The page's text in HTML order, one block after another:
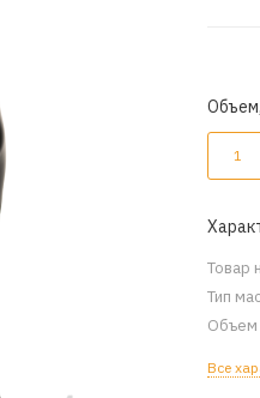
1
Товар
Тип
Объем
Все